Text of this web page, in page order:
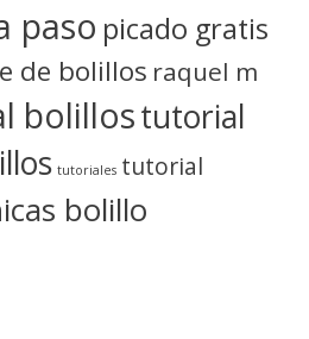
paso picado gratis
de bolillos raquel m
bolillostutorial
tutoriales tutorial
bolillo